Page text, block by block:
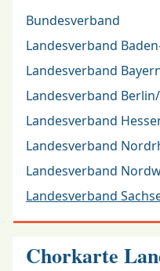
Bundesverband
Landesverband
Landesverband
Landesverband
Landesverband
Landesverband
Landesverband
Landesverband
Chorkarte